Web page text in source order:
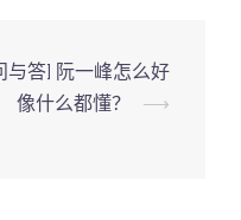
与答] 阮一峰怎么好
像什么都懂？
⟶